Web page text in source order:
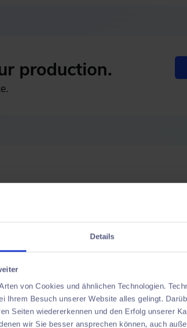
Details
von Cookies und ähnlichen Technologien.
Ihrem Besuch unserer Website alles gelingt.
Seiten wiedererkennen und den Erfolg unserer
wir Sie besser ansprechen können, auch
production.
From standard
Usestandards
VR, you can